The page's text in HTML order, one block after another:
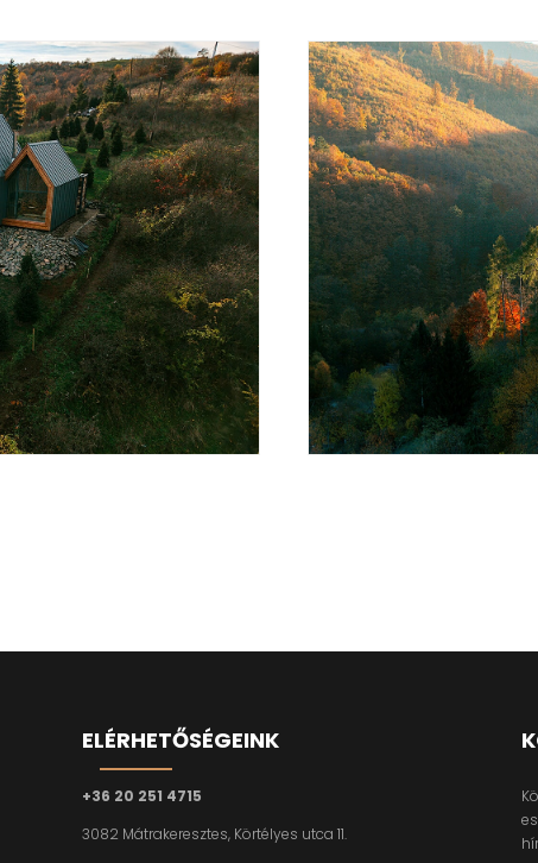
ELÉRHETŐSÉGEINK
+36 20 251 4715
3082 Mátrakeresztes, Körtélyes utca 11.